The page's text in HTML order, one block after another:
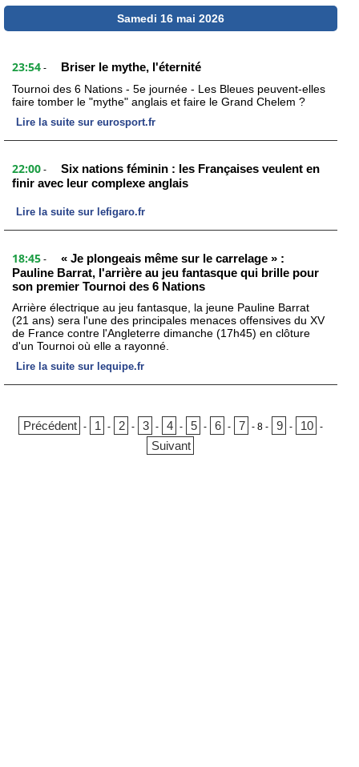
Samedi 16 mai 2026
23:54 - Briser le mythe, l'éternité
Tournoi des 6 Nations - 5e journée - Les Bleues peuvent-elles
faire tomber le "mythe" anglais et faire le Grand Chelem ?
Lire la suite sur eurosport.fr
22:00 -
Six nations féminin : les Françaises veulent en
finir avec leur complexe anglais
Lire la suite sur lefigaro.fr
18:45 -
« Je plongeais même sur le carrelage » :
Pauline Barrat, l'arrière au jeu fantasque qui brille pour
son premier Tournoi des 6 Nations
Arrière électrique au jeu fantasque, la jeune Pauline Barrat
(21 ans) sera l'une des principales menaces offensives du XV
de France contre l'Angleterre dimanche (17h45) en clôture
d'un Tournoi où elle a rayonné.
Lire la suite sur lequipe.fr
Précédent - 1 - 2 - 3 - 4 - 5 - 6 - 7 -8 - 9 - 10 -
Suivant